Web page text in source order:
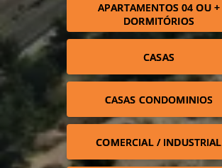
APARTAMENTOS 04 OU +
DORMITÓRIOS
CASAS
CASAS CONDOMINIOS
COMERCIAL / INDUSTRIAL